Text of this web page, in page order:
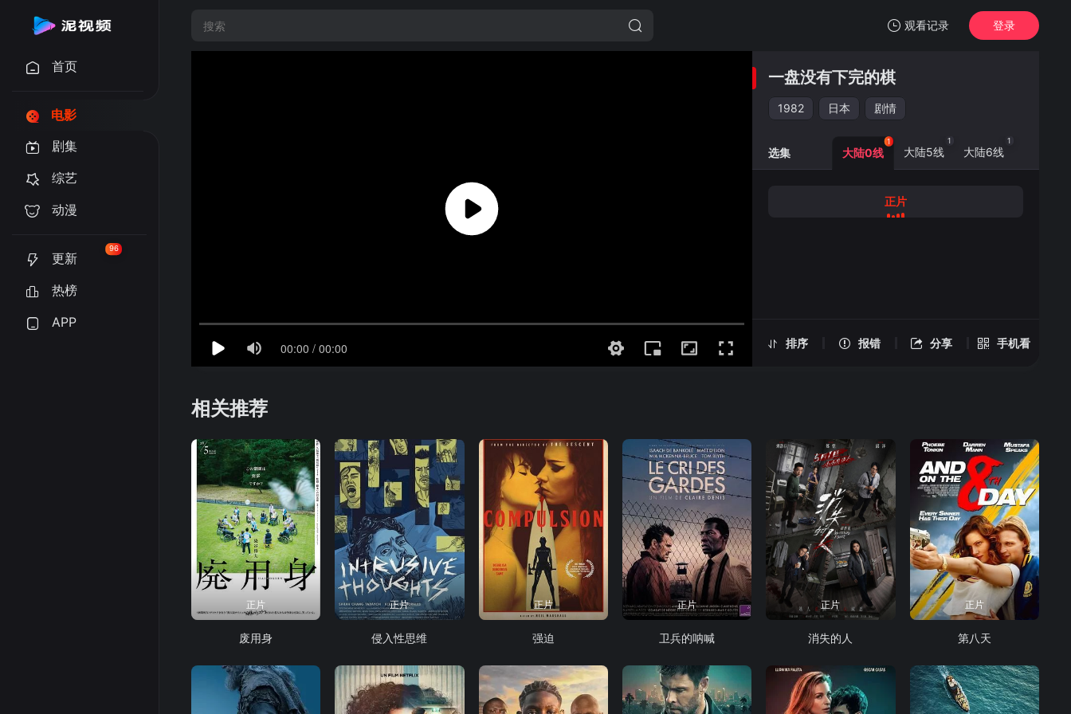
观看记录
我的观影记录
一盘没有下完的棋
登录
首页
电影
剧集
综艺
动漫
更新
96
热榜
APP
一盘没有下完的棋
1982 日本 剧情
排序 报错 分享 手机看
一盘没有下完的棋 -正片
选集 大陆0线
1
大陆5线
1
大陆6线
1
正片
相关推荐
正片
废用身
正片
侵入性思维
正片
强迫
正片
卫兵的呐喊
正片
消失的人
正片
第八天